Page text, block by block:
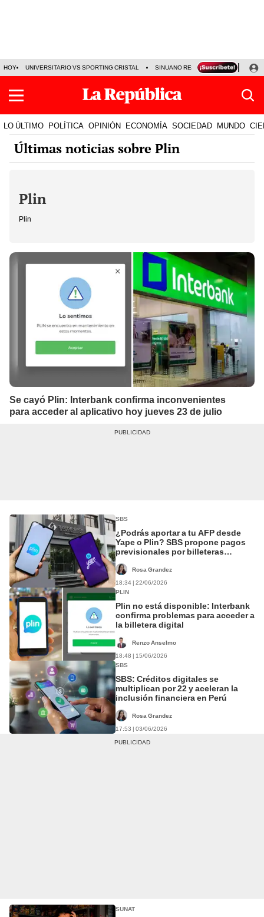
HOY UNIVERSITARIO VS SPORTING CRISTAL SINUANO RESULTADOS HOY
LO ÚLTIMO POLÍTICA OPINIÓN ECONOMÍA SOCIEDAD MUNDO
Últimas noticias sobre Plin
Plin
Plin
Se cayó Plin: Interbank confirma inconvenientes
para acceder al aplicativo hoy jueves 23 de julio
SBS
¿Podrás aportar a tu AFP desde
Yape o Plin? SBS propone pagos
previsionales por billeteras
Rosa Grandez
18:34 | 22/06/2026
PLIN
Plin no está disponible: Interbank
confirma problemas para acceder a
la billetera digital
Renzo Anselmo
18:48 | 15/06/2026
SBS
SBS: Créditos digitales se
multiplican por 22 y aceleran la
inclusión financiera en Perú
Rosa Grandez
17:53 | 03/06/2026
SUNAT